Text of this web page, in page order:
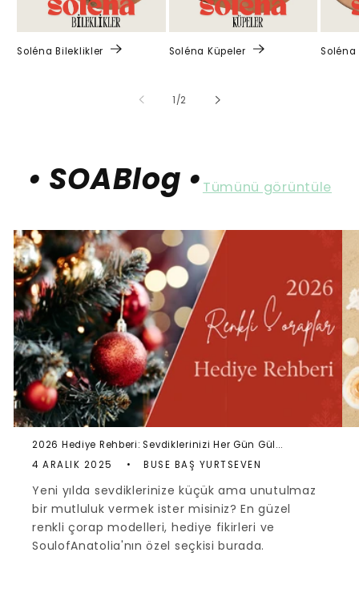
Soléna Bileklikler Soléna Küpeler Soléna
1//2
• SOABlog • Tümünü görüntüle
2026 Hediye Rehberi: Sevdiklerinizi Her Gün Gül...
4 ARALIK 2025
BUSE BAŞ YURTSEVEN
Yeni yılda sevdiklerinize küçük ama unutulmaz
bir mutluluk vermek ister misiniz? En güzel
renkli çorap modelleri, hediye fikirleri ve
SoulofAnatolia'nın özel seçkisi burada.